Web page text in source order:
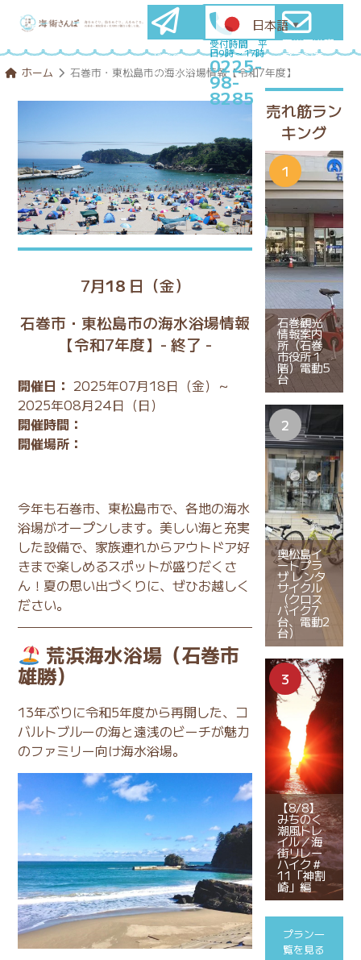
メールマ
ガ登録
はこちら
受付時間 平
日9時～17時
0225-
98-
8285
石巻圏満喫
プランを
コンシェル
ジュに相談
ホーム 石巻市・東松島市の海水浴場情報【令和7年度】
7月18 日（金）
石巻市・東松島市の海水浴場情報
【令和7年度】 - 終了 -
開催日： 2025年07月18日（金）～
2025年08月24日（日）
開催時間：
開催場所：
今年も石巻市、東松島市で、各地の海水
浴場がオープンします。美しい海と充実
した設備で、家族連れからアウトドア好
きまで楽しめるスポットが盛りだくさ
ん！夏の思い出づくりに、ぜひお越しく
ださい。
荒浜海水浴場（石巻市
雄勝）
13年ぶりに令和5年度から再開した、コ
バルトブルーの海と遠浅のビーチが魅力
のファミリー向け海水浴場。
売れ筋ラン
キング
石巻観光
情報案内
所（石巻
市役所１
階）電動5
台
奥松島イ
ートプラ
ザ レンタ
サイクル
（クロス
バイク7
台、電動2
台）
【8/8】
みちのく
潮風トレ
イル／海
街リレー
ハイク＃
11「神割
崎」編
プラン一
覧を見る
日本語 ▼